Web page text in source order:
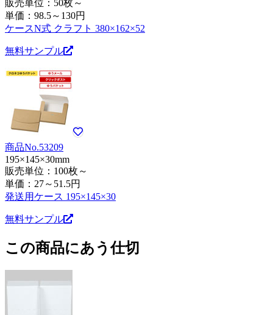
販売単位：50枚～
単価： 98.5～130円
ケースN式 クラフト 380×162×52
無料サンプル
商品No.53209
195×145×30mm
販売単位：100枚～
単価： 27～51.5円
発送用ケース 195×145×30
無料サンプル
この商品にあう仕切